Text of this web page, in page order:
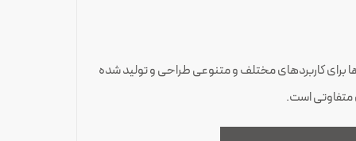
برای کاربردهای مختلف و متنوعی طراحی و تولید شده